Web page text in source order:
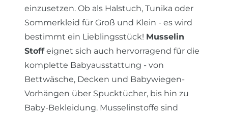
einzusetzen. Ob als Halstuch, Tunika oder
Sommerkleid für Groß und Klein - es wird
bestimmt ein Lieblingsstück! Musselin
Stoffeignet sich auch hervorragend für die
komplette Babyausstattung - von
Bettwäsche, Decken und Babywiegen-
Vorhängen über Spucktücher, bis hin zu
Baby-Bekleidung. Musselinstoffe sind